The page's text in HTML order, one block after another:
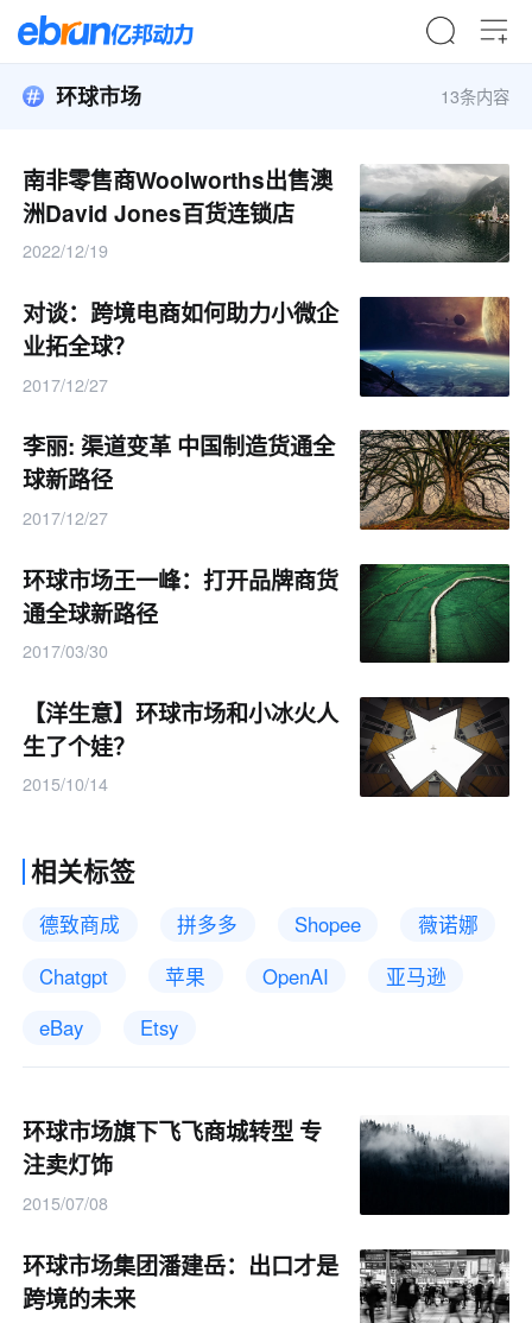
环球市场 13条内容
南非零售商Woolworths出售澳
洲David Jones百货连锁店
2022/12/19
对谈：跨境电商如何助力小微企
业拓全球？
2017/12/27
李丽: 渠道变革 中国制造货通全
球新路径
2017/12/27
环球市场王一峰：打开品牌商货
通全球新路径
2017/03/30
【洋生意】环球市场和小冰火人
生了个娃？
2015/10/14
相关标签
德致商成 拼多多 Shopee
薇诺娜
Chatgpt
苹果 OpenAI
亚马逊
eBay
Etsy
环球市场旗下飞飞商城转型 专
注卖灯饰
2015/07/08
环球市场集团潘建岳：出口才是
跨境的未来